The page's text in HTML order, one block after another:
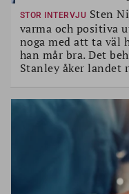
STOR INTERVJU Sten
varma och positiva
noga med att ta väl
han mår bra. Det
Stanley åker landet